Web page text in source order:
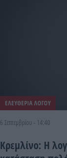
ΕΛΕΥΘΕΡΙΑ ΛΟΓΟΥ
6 Σεπτεμβρίου - 14:40
Κρεμλίνο: Η